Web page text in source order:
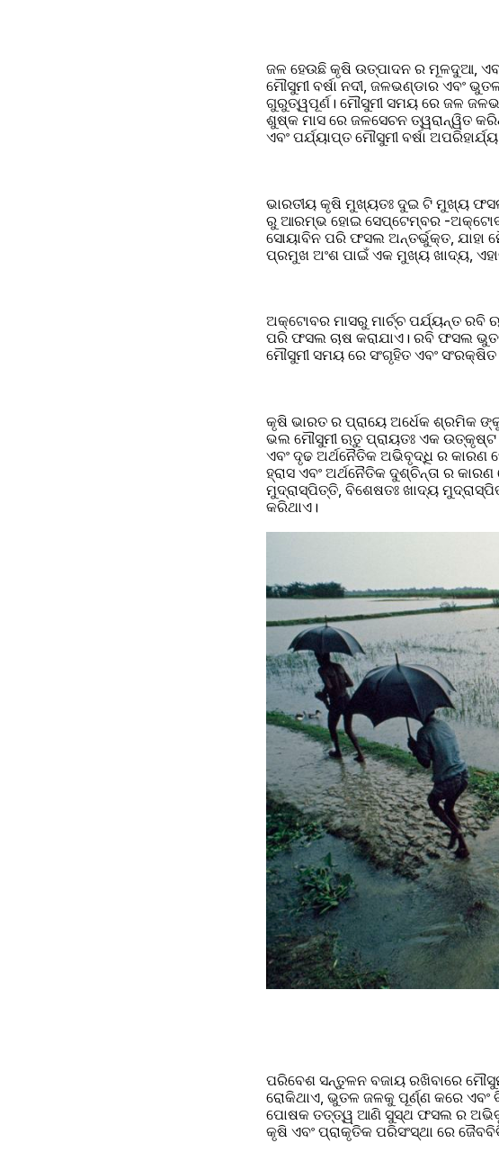
ଜଳ ହେଉଛି କୃଷି ଉତ୍ପାଦନ ର ମୂଳଦୁଆ,
ମୌସୁମୀ ବର୍ଷା ନଦୀ, ଜଳଭଣ୍ଡାର ଏବଂ
ଗୁରୁତ୍ୱପୂର୍ଣ। ମୌସୁମୀ ସମୟ ରେ ଜଳ
ଶୁଷ୍କ ମାସ ରେ ଜଳସେଚନ ତ୍ୱରାନ୍ୱିତ
ଏବଂ ପର୍ଯ୍ୟାପ୍ତ ମୌସୁମୀ ବର୍ଷା
ଭାରତୀୟ କୃଷି ମୁଖ୍ୟତଃ ଦୁଇ ଟି ମୁଖ୍ୟ
ରୁ ଆରମ୍ଭ ହୋଇ ସେପ୍ଟେମ୍ବର -ଅକ୍ଟୋବର
ସୋୟାବିନ ପରି ଫସଲ ଅନ୍ତର୍ଭୁକ୍ତ, ଯାହା
ପ୍ରମୁଖ ଅଂଶ ପାଇଁ ଏକ ମୁଖ୍ୟ ଖାଦ୍ୟ,
ଅକ୍ଟୋବର ମାସରୁ ମାର୍ଚ୍ଚ ପର୍ଯ୍ୟନ୍ତ
ପରି ଫସଲ ଚାଷ କରାଯାଏ। ରବି ଫସଲ
ମୌସୁମୀ ସମୟ ରେ ସଂଗୃହିତ ଏବଂ
କୃଷି ଭାରତ ର ପ୍ରାୟେ ଅର୍ଧେକ ଶ୍ରମିକ
ଭଲ ମୌସୁମୀ ଋତୁ ପ୍ରାୟତଃ ଏକ ଉତ୍କୃଷ୍ଟ
ଏବଂ ଦୃଢ ଅର୍ଥନୈତିକ ଅଭିବୃଦ୍ଧି ର କାରଣ
ହ୍ରାସ ଏବଂ ଅର୍ଥନୈତିକ ଦୁଶ୍ଚିନ୍ତା ର
ମୁଦ୍ରାସ୍ପିତ୍ତି, ବିଶେଷତଃ ଖାଦ୍ୟ
କରିଥାଏ।
ପରିବେଶ ସନ୍ତୁଳନ ବଜାୟ ରଖିବାରେ
ରୋକିଥାଏ, ଭୁତଳ ଜଳକୁ ପୂର୍ଣ୍ଣ କରେ ଏବଂ
ପୋଷକ ତତ୍ତ୍ୱ ଆଣି ସୁସ୍ଥ ଫସଲ ର
କୃଷି ଏବଂ ପ୍ରାକୃତିକ ପରିସଂସ୍ଥା ରେ